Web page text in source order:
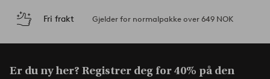
Fri frakt Gjelder for normalpakke over 649 NOK
Er du ny her? Registrer deg for 40% på den